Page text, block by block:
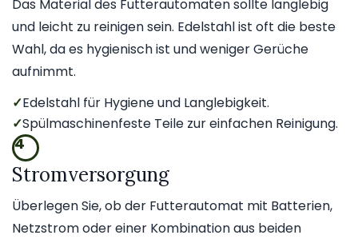
Das Material des Futterautomaten sollte langlebig
und leicht zu reinigen sein. Edelstahl ist oft die beste
Wahl, da es hygienisch ist und weniger Gerüche
aufnimmt.
✓Edelstahl für Hygiene und Langlebigkeit.
✓Spülmaschinenfeste Teile zur einfachen Reinigung.
4
Stromversorgung
Überlegen Sie, ob der Futterautomat mit Batterien,
Netzstrom oder einer Kombination aus beiden